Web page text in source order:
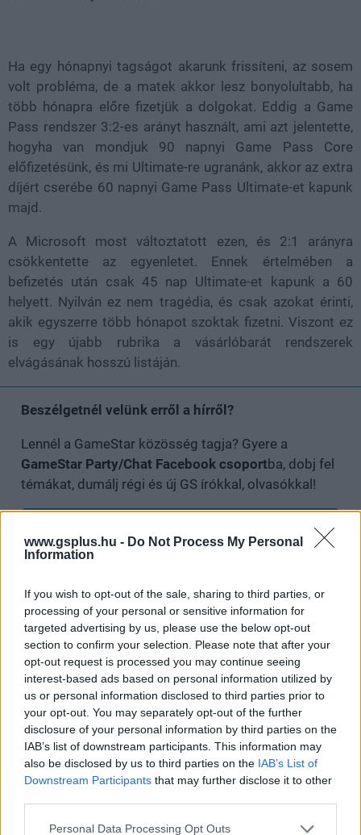
www.gsplus.hu - Do Not Process My Personal
Information
If you wish to opt-out of the sale, sharing to third parties, or
processing of your personal or sensitive information for
targeted advertising by us, please use the below opt-out
section to confirm your selection. Please note that after your
opt-out request is processed you may continue seeing
interest-based ads based on personal information utilized by
us or personal information disclosed to third parties prior to
your opt-out. You may separately opt-out of the further
disclosure of your personal information by third parties on the
IAB’s list of downstream participants. This information may
also be disclosed by us to third parties on the IAB’s List of
Downstream Participants that may further disclose it to other
Please note that this website/app uses one or more Google
Personal Data Processing Opt Outs
Ha egy hónapnyi tagságot akarunk frissíteni, az sosem
volt probléma, de a matek akkor lesz bonyolultabb, ha
több hónapra előre fizetjük a dolgokat. Eddig a Game
Pass rendszer 3:2-es arányt használt, ami azt jelentette,
hogyha van mondjuk 90 napnyi Game Pass Core
előfizetésünk, és mi Ultimate-re ugranánk, akkor az extra
díjért cserébe 60 napnyi Game Pass Ultimate-et kapunk
majd.
A Microsoft most változtatott ezen, és 2:1 arányra
csökkentette az egyenletet. Ennek értelmében a
befizetés után csak 45 nap Ultimate-et kapunk a 60
helyett. Nyilván ez nem tragédia, és csak azokat érinti,
akik egyszerre több hónapot szoktak fizetni. Viszont ez
is egy újabb rubrika a vásárlóbarát rendszerek
elvágásának hosszú listáján.
Beszélgetnél velünk erről a hírről?
Lennél a GameStar közösség tagja? Gyere a
GameStar Party/Chat Facebook csoportba, dobj fel
témákat, dumálj régi és új GS írókkal, olvasókkal!
SMASH by Meló-Diák: Homok, zene és a nyár legjobb
hangulata – Jön a második forduló! (X)
Július végén folytatódik a balatoni strandröplabda-
sorozat.
Címkék: #xbox #game pass
Platformok: PC Xbox One Xbox Series X